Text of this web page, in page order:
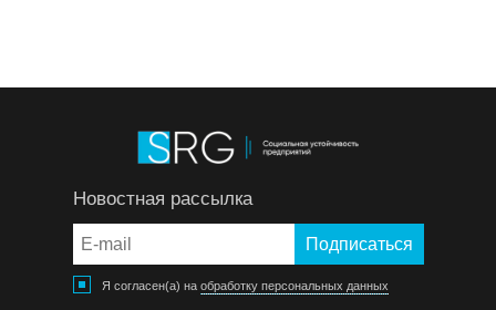
Новостная рассылка
Я согласен(а) на обработку персональных данных